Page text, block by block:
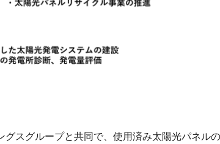
スグループと共同で、使用済み太陽光パネル